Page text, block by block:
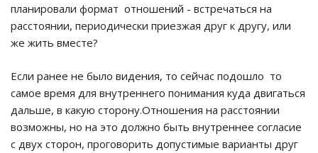
планировали формат отношений - встречаться на
расстоянии, периодически приезжая друг к другу, или
же жить вместе?
Если ранее не было видения, то сейчас подошло то
самое время для внутреннего понимания куда двигаться
дальше, в какую сторону.Отношения на расстоянии
возможны, но на это должно быть внутреннее согласие
с двух сторон, проговорить допустимые варианты друг